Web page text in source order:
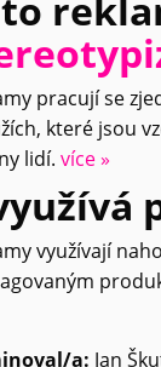
pracují se
které jsou
lidí. více »
využívají
a: Jan